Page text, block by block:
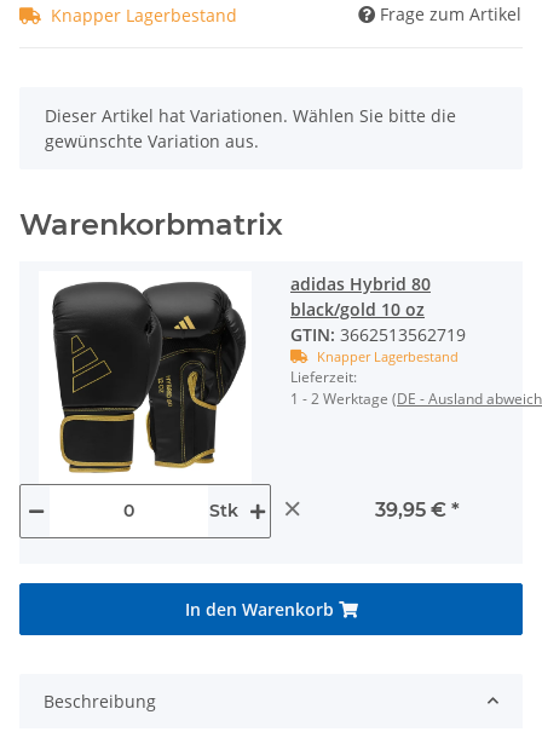
Knapper Lagerbestand Frage zum Artikel
x
Dieser Artikel hat Variationen. Wählen Sie bitte die
gewünschte Variation aus.
Warenkorbmatrix
adidas Hybrid 80
black/gold 10 oz
GTIN: 3662513562719
Knapper Lagerbestand
Lieferzeit:
1 - 2 Werktage (DE - Ausland
Stk × 39,95 €*
In den Warenkorb
Beschreibung